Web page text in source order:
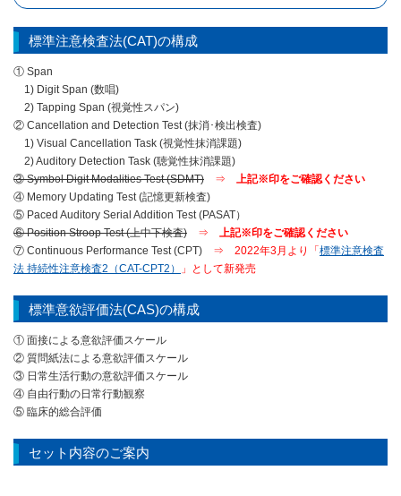
標準注意検査法(CAT)の構成
① Span
1) Digit Span (数唱)
2) Tapping Span (視覚性スパン)
② Cancellation and Detection Test (抹消･検出検査)
1) Visual Cancellation Task (視覚性抹消課題)
2) Auditory Detection Task (聴覚性抹消課題)
③ Symbol Digit Modalities Test (SDMT) ⇒ 上記※印をご確認ください
④ Memory Updating Test (記憶更新検査)
⑤ Paced Auditory Serial Addition Test (PASAT）
⑥ Position Stroop Test (上中下検査) ⇒ 上記※印をご確認ください
⑦ Continuous Performance Test (CPT) ⇒ 2022年3月より「 標準注意検査
法 持続性注意検査2（CAT-CPT2）
」として新発売
標準意欲評価法(CAS)の構成
① 面接による意欲評価スケール
② 質問紙法による意欲評価スケール
③ 日常生活行動の意欲評価スケール
④ 自由行動の日常行動観察
⑤ 臨床的総合評価
セット内容のご案内